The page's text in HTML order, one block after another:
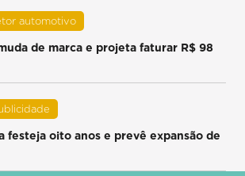
automotivo
de marca e projeta faturar R$ 98
festeja oito anos e prevê expansão de